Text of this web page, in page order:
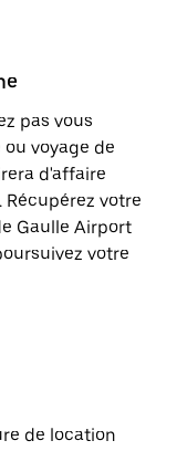
pas vous
voyage de
d'affaire
votre
Gaulle Airport
votre
de location